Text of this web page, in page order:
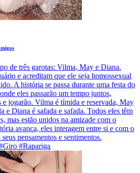
de três garotas: Vilma, May e Diana.
e acreditam que ele seja homossexual
A história se passa durante uma festa do
eles passarão um tempo juntos,
e jogarão. Vilma é tímida e reservada, May
e Diana é safada e safada. Todos eles têm
mas estão unidos na amizade com o
avança, eles interagem entre si e com o
pensamentos e sentimentos.
#Rapariga